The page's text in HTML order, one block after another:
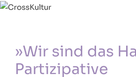
»Wir sind das
Partizipative